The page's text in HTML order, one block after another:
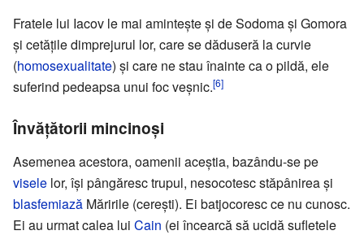
Fratele lui Iacov le mai aminteşte şi de Sodoma şi Gomora
şi cetăţile dimprejurul lor, care se dăduseră la curvie
(homosexualitate) şi care ne stau înainte ca o pildă, ele
suferind pedeapsa unui foc veşnic.[6]
Învăţătorii mincinoşi
Asemenea acestora, oamenii aceştia, bazându-se pe
visele lor, îşi pângăresc trupul, nesocotesc stăpânirea şi
blasfemiază Măririle (cereşti). Ei batjocoresc ce nu cunosc.
Ei au urmat calea lui Cain (ei încearcă să ucidă sufletele